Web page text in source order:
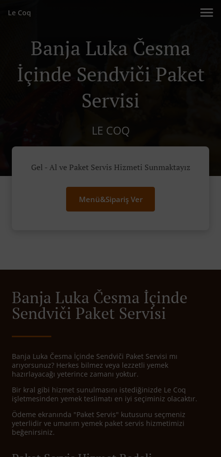
Le Coq
Banja Luka Česma
İçinde Sendviči Paket
Servisi
LE COQ
Gel - Al ve Paket Servis Hizmeti Sunmaktayız
Menü&Sipariş Ver
Banja Luka Česma İçinde
Sendviči Paket Servisi
Banja Luka Česma İçinde Sendviči Paket Servisi mı
arıyorsunuz? Herkes bilmez veya lezzetli yemek
hazırlayacağı yeterince zamanı yoktur.
Bir kral gibi hizmet sunulmasını istediğinizde Le Coq
işletmesinden yemek teslimatı en iyi seçiminiz olacaktır.
Ödeme ekranında "Paket Servis" kutusunu seçmeniz
yeterlidir ve umarım yemek paket servis hizmetimizi
beğenirsiniz.